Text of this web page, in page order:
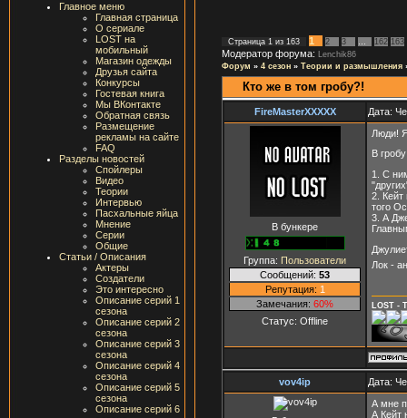
Главное меню
Главная страница
О сериале
LOST на
мобильный
Магазин одежды
Друзья сайта
Конкурсы
Гостевая книга
Мы ВКонтакте
Обратная связь
Размещение
рекламы на сайте
FAQ
Разделы новостей
Спойлеры
Видео
Теории
Интервью
Пасхальные яйца
Мнение
Серии
Общие
Статьи / Описания
Актеры
Создатели
Это интересно
Описание серий 1
сезона
Описание серий 2
сезона
Описание серий 3
сезона
Описание серий 4
сезона
Описание серий 5
сезона
Описание серий 6
Страница 1 из 163 1 2 3 162 163
Модератор форума:
Lenchik86
Форум » 4 сезон » Теории и размышления
Кто же в том гробу?!
FireMasterXXXXX Дата:
В бункере
Группа: Пользователи
Сообщений: 53
Репутация: 1
Замечания: 60%
Статус: Offline
Люди!
В
1. С
2. Кейт
того
3. А
Лок -
LOST -
vov4ip Дата:
А мне
А Кейт